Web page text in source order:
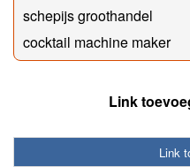
schepijs groothandel
cocktail machine maker
Link
Link